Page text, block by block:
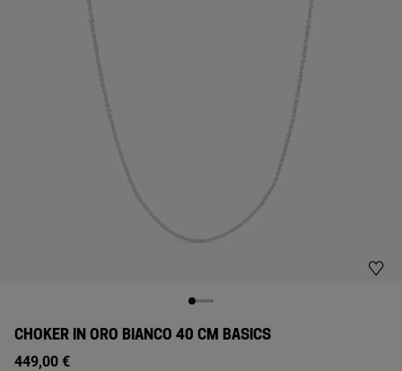
CHOKER IN ORO BIANCO 40 CM BASICS
449,00 €